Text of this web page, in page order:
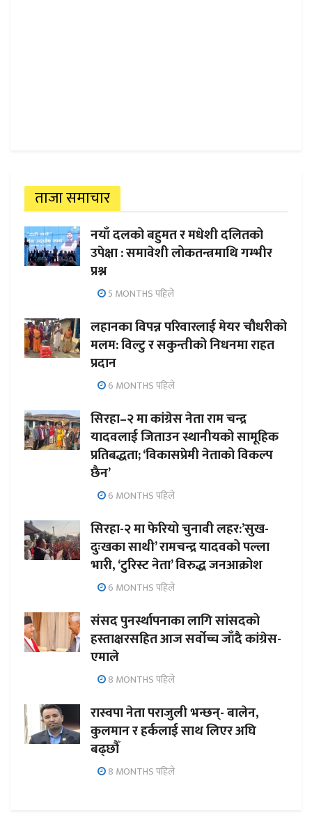
ताजा समाचार
नयाँ दलको बहुमत र मधेशी दलितको
उपेक्षा : समावेशी लोकतन्त्रमाथि गम्भीर
प्रश्न
5 MONTHS पहिले
लहानका विपन्न परिवारलाई मेयर चौधरीको
मलम: विल्टु र सकुन्तीको निधनमा राहत
प्रदान
6 MONTHS पहिले
सिरहा–२ मा कांग्रेस नेता राम चन्द्र
यादवलाई जिताउन स्थानीयको सामूहिक
प्रतिबद्धता; ‘विकासप्रेमी नेताको विकल्प
छैन’
6 MONTHS पहिले
सिरहा-२ मा फेरियो चुनावी लहर:’सुख-
दुःखका साथी’ रामचन्द्र यादवको पल्ला
भारी, ‘टुरिस्ट नेता’ विरुद्ध जनआक्रोश
6 MONTHS पहिले
संसद पुनर्स्थापनाका लागि सांसदको
हस्ताक्षरसहित आज सर्वोच्च जाँदै कांग्रेस-
एमाले
8 MONTHS पहिले
रास्वपा नेता पराजुली भन्छन्- बालेन,
कुलमान र हर्कलाई साथ लिएर अघि
बढ्छौँ
8 MONTHS पहिले